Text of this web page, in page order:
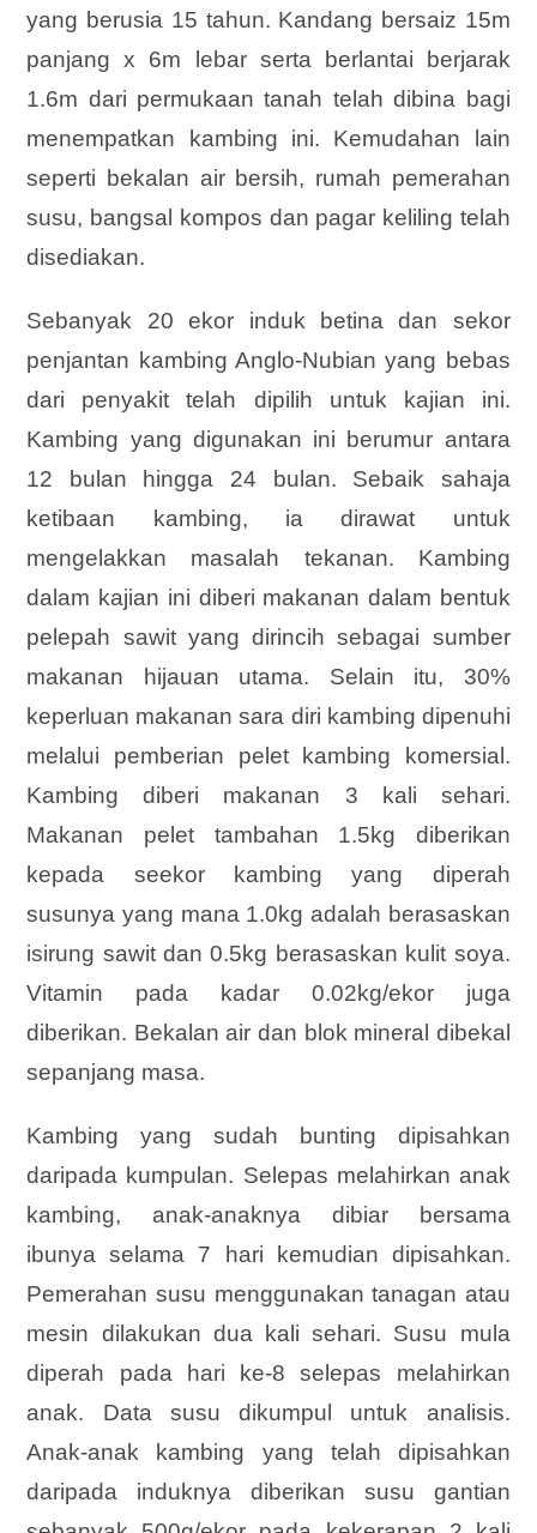
yang berusia 15 tahun. Kandang bersaiz 15m
panjang x 6m lebar serta berlantai berjarak
1.6m dari permukaan tanah telah dibina bagi
menempatkan kambing ini. Kemudahan lain
seperti bekalan air bersih, rumah pemerahan
susu, bangsal kompos dan pagar keliling telah
disediakan.
Sebanyak 20 ekor induk betina dan sekor
penjantan kambing Anglo-Nubian yang bebas
dari penyakit telah dipilih untuk kajian ini.
Kambing yang digunakan ini berumur antara
12 bulan hingga 24 bulan. Sebaik sahaja
ketibaan kambing, ia dirawat untuk
mengelakkan masalah tekanan. Kambing
dalam kajian ini diberi makanan dalam bentuk
pelepah sawit yang dirincih sebagai sumber
makanan hijauan utama. Selain itu, 30%
keperluan makanan sara diri kambing dipenuhi
melalui pemberian pelet kambing komersial.
Kambing diberi makanan 3 kali sehari.
Makanan pelet tambahan 1.5kg diberikan
kepada seekor kambing yang diperah
susunya yang mana 1.0kg adalah berasaskan
isirung sawit dan 0.5kg berasaskan kulit soya.
Vitamin pada kadar 0.02kg/ekor juga
diberikan. Bekalan air dan blok mineral dibekal
sepanjang masa.
Kambing yang sudah bunting dipisahkan
daripada kumpulan. Selepas melahirkan anak
kambing, anak-anaknya dibiar bersama
ibunya selama 7 hari kemudian dipisahkan.
Pemerahan susu menggunakan tanagan atau
mesin dilakukan dua kali sehari. Susu mula
diperah pada hari ke-8 selepas melahirkan
anak. Data susu dikumpul untuk analisis.
Anak-anak kambing yang telah dipisahkan
daripada induknya diberikan susu gantian